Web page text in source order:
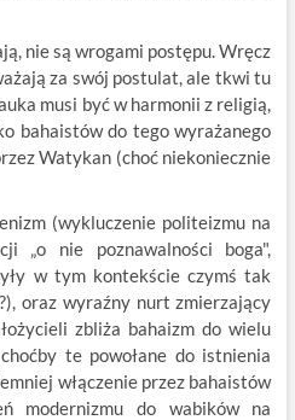
nie są wrogami postępu. Wręcz
za swój postulat, ale tkwi tu
musi być w harmonii z religią,
bahaistów do tego wyrażanego
Watykan (choć niekoniecznie
(wykluczenie politeizmu na
„o nie poznawalności boga",
w tym kontekście czymś tak
oraz wyraźny nurt zmierzający
zbliża bahaizm do wielu
te powołane do istnienia
włączenie przez bahaistów
modernizmu do wabików na